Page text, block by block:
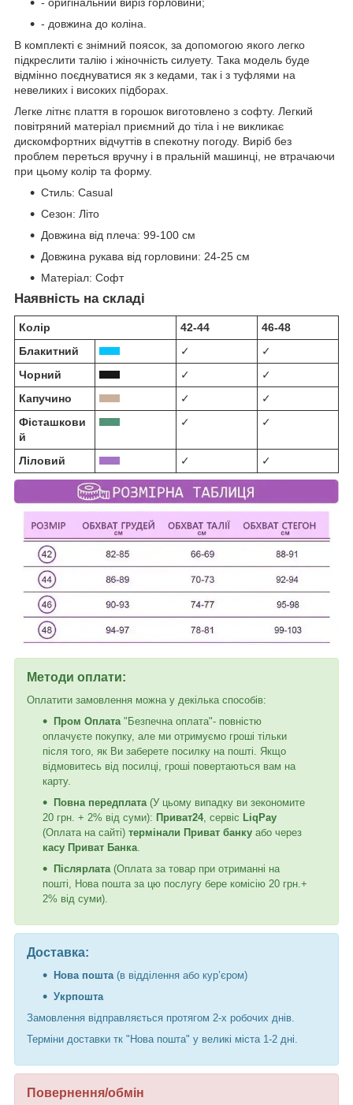
- оригінальний виріз горловини;
- довжина до коліна.
В комплекті є знімний поясок, за допомогою якого легко
підкреслити талію і жіночність силуету. Така модель буде
відмінно поєднуватися як з кедами, так і з туфлями на
невеликих і високих підборах.
Легке літнє плаття в горошок виготовлено з софту. Легкий
повітряний матеріал приємний до тіла і не викликає
дискомфортних відчуттів в спекотну погоду. Виріб без
проблем переться вручну і в пральній машинці, не втрачаючи
при цьому колір та форму.
Стиль: Casual
Сезон: Літо
Довжина від плеча: 99-100 см
Довжина рукава від горловини: 24-25 см
Матеріал: Софт
Наявність на складі
Колір 42-44
46-48
Блакитний
✓
✓
Чорний
✓
✓
Капучино
✓
✓
Фісташкови
й
✓ ✓
Ліловий ✓ ✓
Методи оплати:
Оплатити замовлення можна у декілька способів:
Пром Оплата "Безпечна оплата"- повністю
оплачуєте покупку, але ми отримуємо гроші тільки
після того, як Ви заберете посилку на пошті. Якщо
відмовитесь від посилці, гроші повертаються вам на
карту.
Повна передплата (У цьому випадку ви зекономите
20 грн. + 2% від суми): Приват24, сервіс LiqPay
(Оплата на сайті) термінали Приват банку або через
касу Приват Банка
Післярлата (Оплата за товар при отриманні на
пошті, Нова пошта за цю послугу бере комісію 20 грн.+
2% від суми).
Доставка:
Нова пошта (в відділення або кур’єром)
Укрпошта
Замовлення відправляється протягом 2-х робочих днів.
Терміни доставки тк "Нова пошта" у великі міста 1-2 дні.
Повернення/обмін